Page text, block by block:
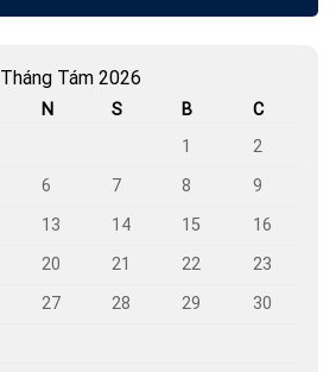
Tháng Tám 2026
N S B
C
1
2
6 7 8
9
13 14 15
16
20 21 22
23
27 28 29
30